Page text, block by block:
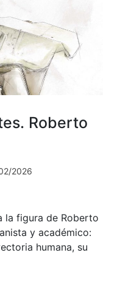
Roberto
2026
la figura de Roberto
y académico:
humana, su